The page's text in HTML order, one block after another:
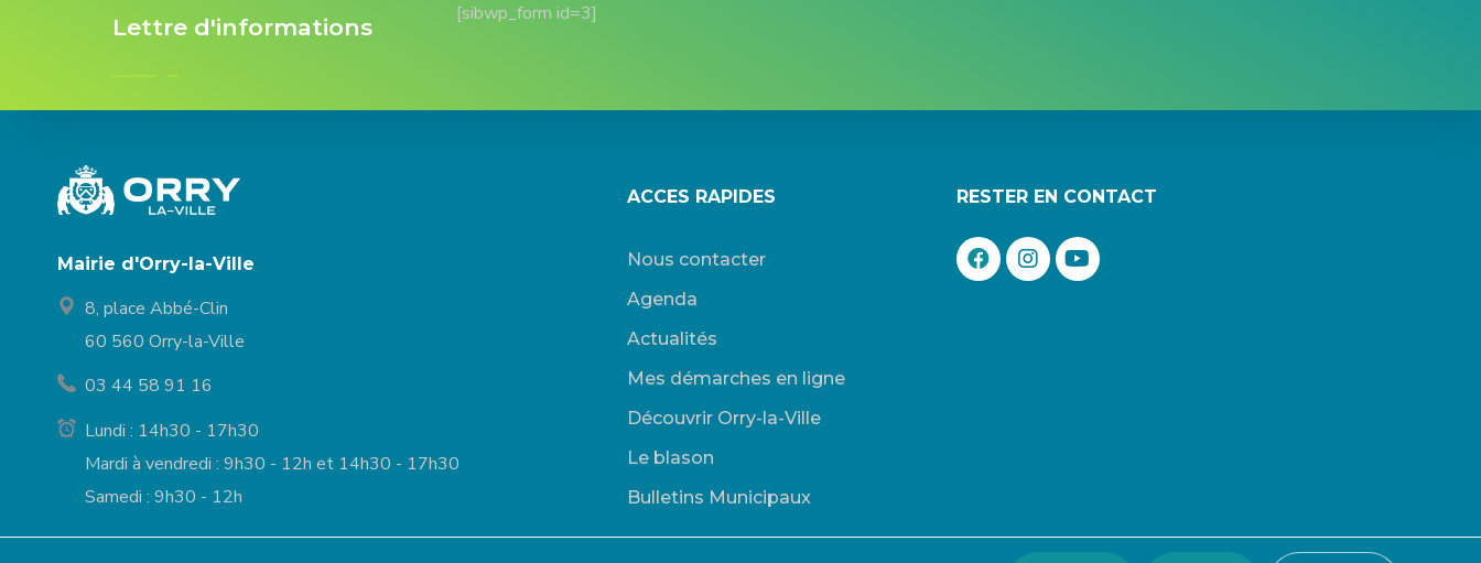
Lettre d'informations [sibwp_form id=3]
Mairie d'Orry-la-Ville
8, place Abbé-Clin
60 560 Orry-la-Ville
03 44 58 91 16
Lundi : 14h30 - 17h30
Mardi à vendredi : 9h30 - 12h et 14h30 - 17h30
Samedi : 9h30 - 12h
ACCES RAPIDES
Nous contacter
Agenda
Actualités
Mes démarches en ligne
Découvrir Orry-la-Ville
Le blason
Bulletins Municipaux
RESTER EN CONTACT